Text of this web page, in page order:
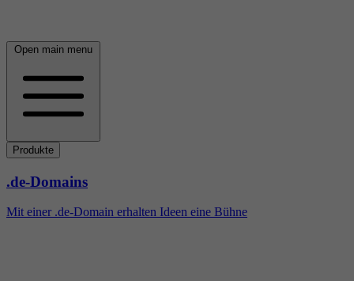
Open main menu
Produkte
.de-Domains
Mit einer .de-Domain erhalten Ideen eine Bühne